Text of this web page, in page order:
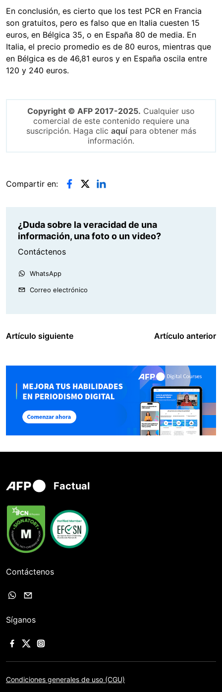
En conclusión, es cierto que los test PCR en Francia
son gratuitos, pero es falso que en Italia cuesten 15
euros, en Bélgica 35, o en España 80 de media. En
Italia, el precio promedio es de 80 euros, mientras que
en Bélgica es de 46,81 euros y en España oscila entre
120 y 240 euros.
Copyright © AFP 2017-2025. Cualquier uso
comercial de este contenido requiere una
suscripción. Haga clic aquípara obtener más
información.
Compartir en:
¿Duda sobre la veracidad de una
información, una foto o un video?
Contáctenos
WhatsApp
Correo electrónico
Artículo siguiente Artículo anterior
Factual
Contáctenos
Síganos
Condiciones generales de uso (CGU)